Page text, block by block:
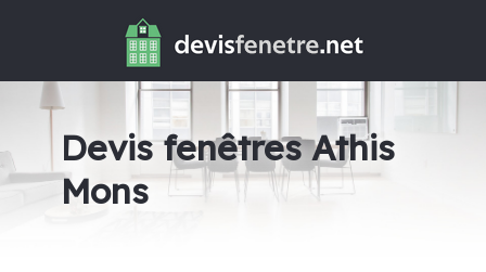
Devis fenêtres Athis
Mons